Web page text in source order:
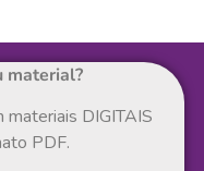
material?
DIGITAIS
PDF.